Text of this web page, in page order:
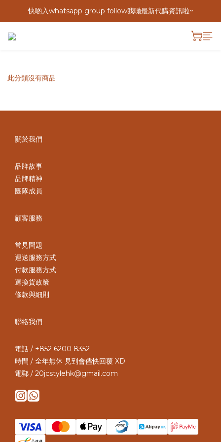
快啲入whatsapp group follow我哋最新代購資訊啦~
此分類沒有商品
關於我們
品牌故事
品牌精神
團隊成員
顧客服務
常見問題
運送服務方式
付款服務方式
退換貨政策
條款與細則
聯絡我們
電話 / +852 6200 8352
時間 / 全年無休 見到會儘快回覆 XD
電郵 / 20jcstylehk@gmail.com